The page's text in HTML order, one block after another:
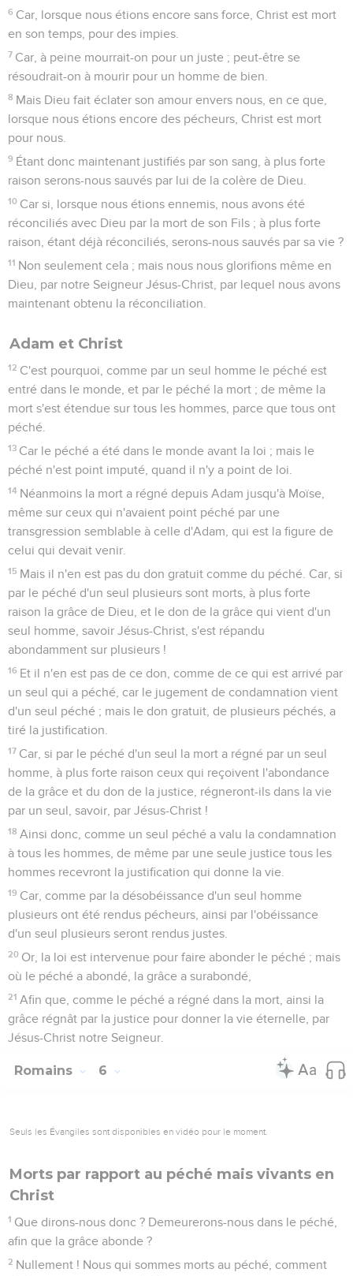
6 Car, lorsque nous étions encore sans force, Christ est mort
en son temps, pour des impies.
7 Car, à peine mourrait-on pour un juste ; peut-être se
résoudrait-on à mourir pour un homme de bien.
8 Mais Dieu fait éclater son amour envers nous, en ce que,
lorsque nous étions encore des pécheurs, Christ est mort
pour nous.
9 Étant donc maintenant justifiés par son sang, à plus forte
raison serons-nous sauvés par lui de la colère de Dieu.
10 Car si, lorsque nous étions ennemis, nous avons été
réconciliés avec Dieu par la mort de son Fils ; à plus forte
raison, étant déjà réconciliés, serons-nous sauvés par sa vie ?
11 Non seulement cela ; mais nous nous glorifions même en
Dieu, par notre Seigneur Jésus-Christ, par lequel nous avons
maintenant obtenu la réconciliation.
Adam et Christ
12 C'est pourquoi, comme par un seul homme le péché est
entré dans le monde, et par le péché la mort ; de même la
mort s'est étendue sur tous les hommes, parce que tous ont
péché.
13 Car le péché a été dans le monde avant la loi ; mais le
péché n'est point imputé, quand il n'y a point de loi.
14 Néanmoins la mort a régné depuis Adam jusqu'à Moïse,
même sur ceux qui n'avaient point péché par une
transgression semblable à celle d'Adam, qui est la figure de
celui qui devait venir.
15 Mais il n'en est pas du don gratuit comme du péché. Car, si
par le péché d'un seul plusieurs sont morts, à plus forte
raison la grâce de Dieu, et le don de la grâce qui vient d'un
seul homme, savoir Jésus-Christ, s'est répandu
abondamment sur plusieurs !
16 Et il n'en est pas de ce don, comme de ce qui est arrivé par
un seul qui a péché, car le jugement de condamnation vient
d'un seul péché ; mais le don gratuit, de plusieurs péchés, a
tiré la justification.
17 Car, si par le péché d'un seul la mort a régné par un seul
homme, à plus forte raison ceux qui reçoivent l'abondance
de la grâce et du don de la justice, régneront-ils dans la vie
par un seul, savoir, par Jésus-Christ !
18 Ainsi donc, comme un seul péché a valu la condamnation
à tous les hommes, de même par une seule justice tous les
hommes recevront la justification qui donne la vie.
19 Car, comme par la désobéissance d'un seul homme
plusieurs ont été rendus pécheurs, ainsi par l'obéissance
d'un seul plusieurs seront rendus justes.
20 Or, la loi est intervenue pour faire abonder le péché ; mais
où le péché a abondé, la grâce a surabondé,
21 Afin que, comme le péché a régné dans la mort, ainsi la
grâce régnât par la justice pour donner la vie éternelle, par
Jésus-Christ notre Seigneur.
Romains 6
Seuls les Évangiles sont disponibles en vidéo pour le moment.
Morts par rapport au péché mais vivants en
Christ
1 Que dirons-nous donc ? Demeurerons-nous dans le péché,
afin que la grâce abonde ?
2 Nullement ! Nous qui sommes morts au péché, comment